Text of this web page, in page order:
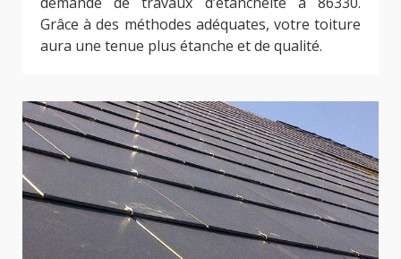
Grâce à des méthodes adéquates, votre toiture
aura une tenue plus étanche et de qualité.